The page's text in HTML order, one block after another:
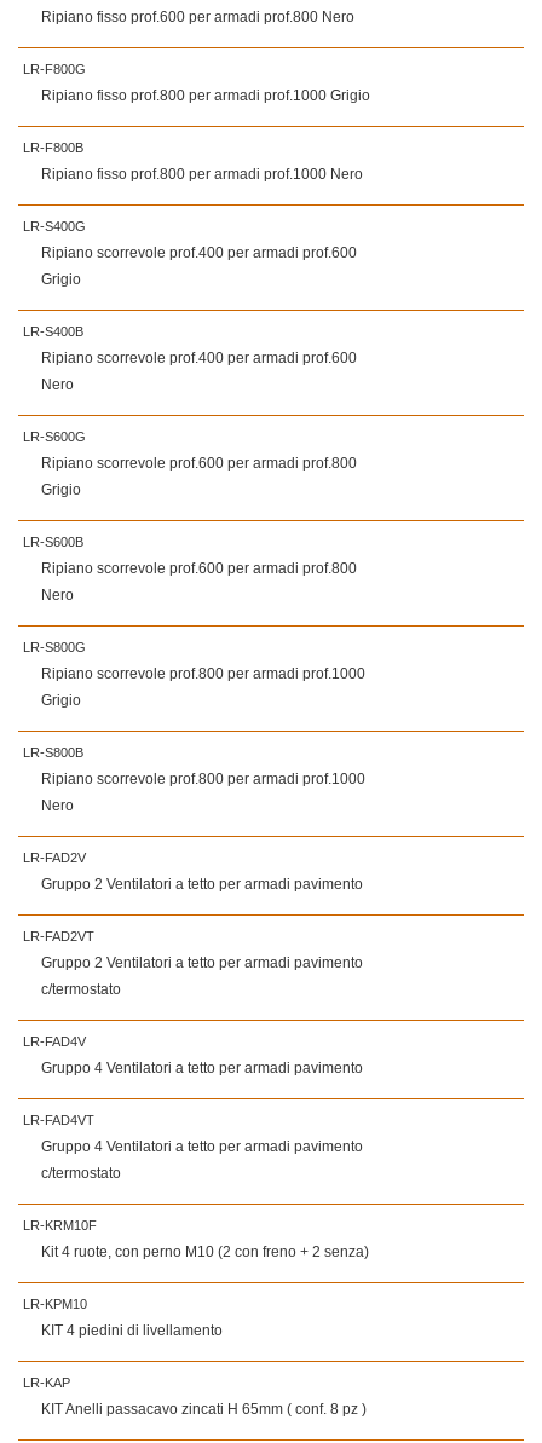
Ripiano fisso prof.600 per armadi prof.800 Nero
LR-F800G
Ripiano fisso prof.800 per armadi prof.1000 Grigio
LR-F800B
Ripiano fisso prof.800 per armadi prof.1000 Nero
LR-S400G
Ripiano scorrevole prof.400 per armadi prof.600
Grigio
LR-S400B
Ripiano scorrevole prof.400 per armadi prof.600
Nero
LR-S600G
Ripiano scorrevole prof.600 per armadi prof.800
Grigio
LR-S600B
Ripiano scorrevole prof.600 per armadi prof.800
Nero
LR-S800G
Ripiano scorrevole prof.800 per armadi prof.1000
Grigio
LR-S800B
Ripiano scorrevole prof.800 per armadi prof.1000
Nero
LR-FAD2V
Gruppo 2 Ventilatori a tetto per armadi pavimento
LR-FAD2VT
Gruppo 2 Ventilatori a tetto per armadi pavimento
c/termostato
LR-FAD4V
Gruppo 4 Ventilatori a tetto per armadi pavimento
LR-FAD4VT
Gruppo 4 Ventilatori a tetto per armadi pavimento
c/termostato
LR-KRM10F
Kit 4 ruote, con perno M10 (2 con freno + 2 senza)
LR-KPM10
KIT 4 piedini di livellamento
LR-KAP
KIT Anelli passacavo zincati H 65mm ( conf. 8 pz )